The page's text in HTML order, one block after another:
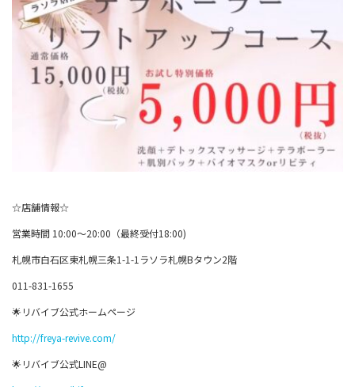
☆店舗情報☆
営業時間 10:00〜20:00（最終受付18:00)
札幌市白石区東札幌三条1-1-1ラソラ札幌Bタウン2階
011-831-1655
🌟リバイブ公式ホームページ
http://freya-revive.com/
🌟リバイブ公式LINE@